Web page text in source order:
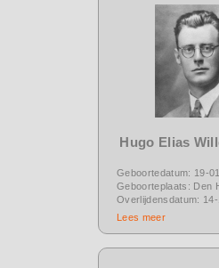
Hugo Elias
Geboortedatum: 19-
Geboorteplaats: Den
Overlijdensdatum:
Lees meer